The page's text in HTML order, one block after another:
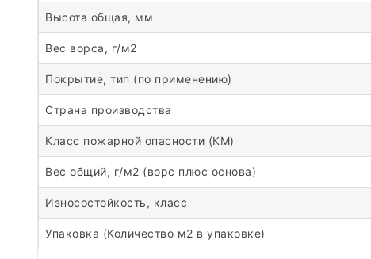
Высота общая, мм
Вес ворса, г/м2
Покрытие, тип (по применению)
Страна производства
Класс пожарной опасности (КМ)
Вес общий, г/м2 (ворс плюс основа)
Износостойкость, класс
Упаковка (Количество м2 в упаковке)